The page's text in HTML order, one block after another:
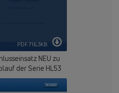
PDF 716,3KB
NEU zu
der Serie HL53